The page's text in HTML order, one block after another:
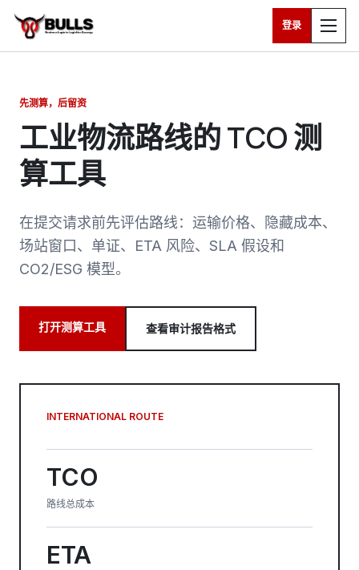
跳转到主要内容 登录
先测算，后留资
工业物流路线的 TCO 测
算工具
在提交请求前先评估路线：运输价格、隐藏成本、
场站窗口、单证、ETA 风险、SLA 假设和
CO2/ESG 模型。
打开测算工具 查看审计报告格式
INTERNATIONAL ROUTE
TCO
路线总成本
ETA